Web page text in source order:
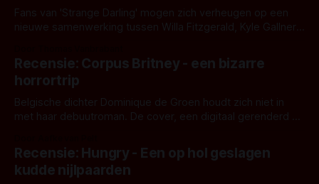
Fans van 'Strange Darling' mogen zich verheugen op een
nieuwe samenwerking tussen Willa Fitzgerald, Kyle Gallner
'Skeletons', een nieuwe creature feature waarvoor de
opnames zijn gestart in Australië.
Recensie: Corpus Britney - een bizarre
horrortrip
Belgische dichter Dominique de Groen houdt zich niet in
met haar debuutroman. De cover, een digitaal gerenderd en
achtergrond, belooft iets kleurrijks maar onheilspellends,
iets ongrijpbaars. En dat maakt De Groen met ieder woord
waar.
Recensie: Hungry - Een op hol geslagen
kudde nijlpaarden